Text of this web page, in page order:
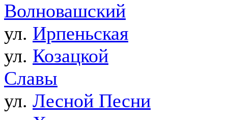
Волновашский
ул. Ирпеньская
ул. Козацкой
Славы
ул. Лесной Песни